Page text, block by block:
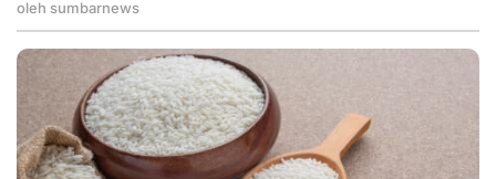
oleh sumbarnews